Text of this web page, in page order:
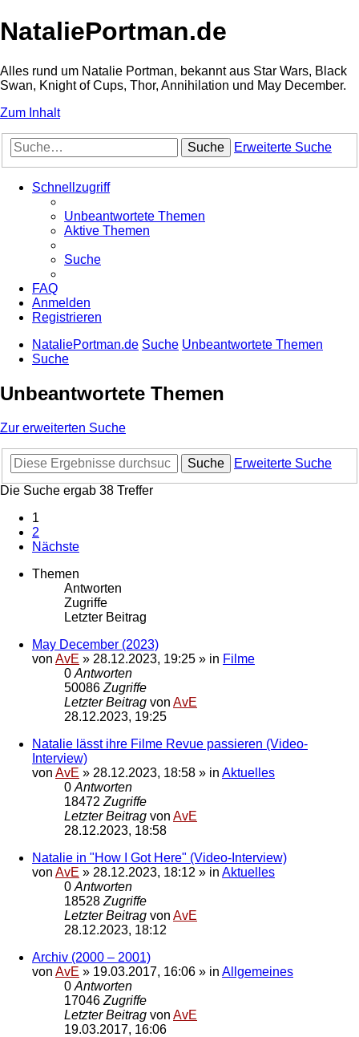
NataliePortman.de
Alles rund um Natalie Portman, bekannt aus Star Wars, Black
Swan, Knight of Cups, Thor, Annihilation und May December.
Zum Inhalt
Suche Erweiterte Suche
Schnellzugriff
Unbeantwortete Themen
Aktive Themen
Suche
FAQ
Anmelden
Registrieren
NataliePortman.de Suche Unbeantwortete Themen
Suche
Unbeantwortete Themen
Zur erweiterten Suche
Suche
Erweiterte Suche
Die Suche ergab 38 Treffer
1
2
Nächste
Themen
Antworten
Zugriffe
Letzter Beitrag
May December (2023)
von AvE » 28.12.2023, 19:25 » in Filme
0 Antworten
50086 Zugriffe
Letzter Beitrag von AvE
28.12.2023, 19:25
Natalie lässt ihre Filme Revue passieren (Video-
Interview)
von AvE » 28.12.2023, 18:58 » in Aktuelles
0 Antworten
18472 Zugriffe
Letzter Beitrag von AvE
28.12.2023, 18:58
Natalie in "How I Got Here" (Video-Interview)
von AvE » 28.12.2023, 18:12 » in Aktuelles
0 Antworten
18528 Zugriffe
Letzter Beitrag von AvE
28.12.2023, 18:12
Archiv (2000 – 2001)
von AvE » 19.03.2017, 16:06 » in Allgemeines
0 Antworten
17046 Zugriffe
Letzter Beitrag von AvE
19.03.2017, 16:06